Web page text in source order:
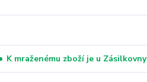
K mraženému zboží je u